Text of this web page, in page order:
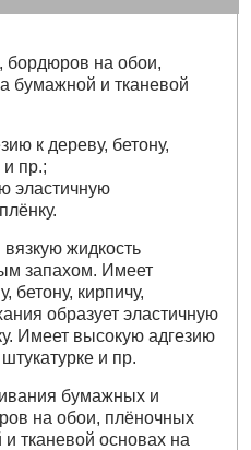
бордюров на обои,
бумажной и тканевой
к дереву, бетону,
и пр.;
эластичную
жидкость
запахом. Имеет
бетону, кирпичу,
образует эластичную
Имеет высокую адгезию
и пр.
бумажных и
на обои, плёночных
тканевой основах на